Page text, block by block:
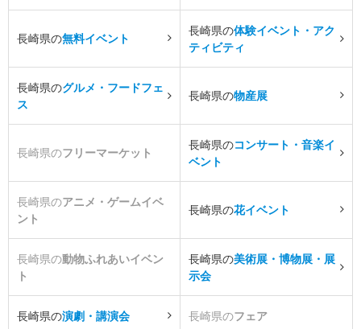
長崎県の無料イベント
長崎県の体験イベント・アク
ティビティ
長崎県のグルメ・フードフェ
ス
長崎県の物産展
長崎県のフリーマーケット
長崎県のコンサート・音楽イ
ベント
長崎県のアニメ・ゲームイベ
ント
長崎県の花イベント
長崎県の動物ふれあいイベン
ト
長崎県の美術展・博物展・展
示会
長崎県の演劇・講演会 長崎県のフェア